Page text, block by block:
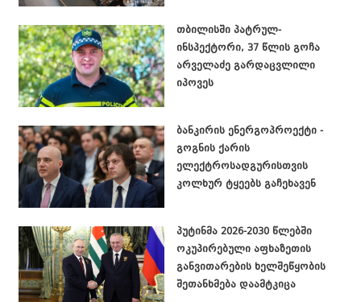
თბილისში პატრულ-
ინსპექტორი, 37 წლის გოჩა
არველაძე გარდაცვლილი
იპოვეს
ბანკირის ენერგოპროექტი -
გოგნის ქარის
ელექტროსადგურისთვის
კოლხურ ტყეებს გაჩეხავენ
პუტინმა 2026-2030 წლებში
ოკუპირებული აფხაზეთის
განვითარების ხელშეწყობის
შეთანხმება დაამტკიცა